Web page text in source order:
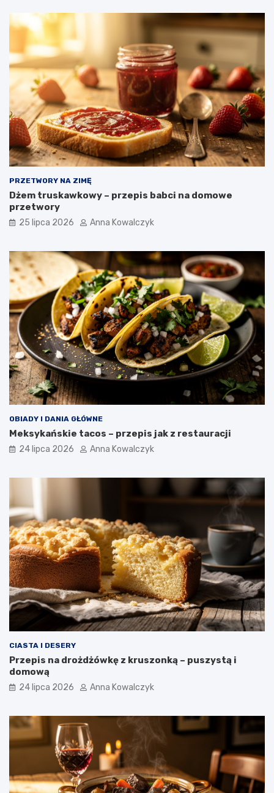
PRZETWORY NA ZIMĘ
Dżem truskawkowy – przepis babci na domowe
przetwory
25 lipca 2026 Anna Kowalczyk
OBIADY I DANIA GŁÓWNE
Meksykańskie tacos – przepis jak z restauracji
24 lipca 2026 Anna Kowalczyk
CIASTA I DESERY
Przepis na drożdżówkę z kruszonką – puszystą i
domową
24 lipca 2026 Anna Kowalczyk